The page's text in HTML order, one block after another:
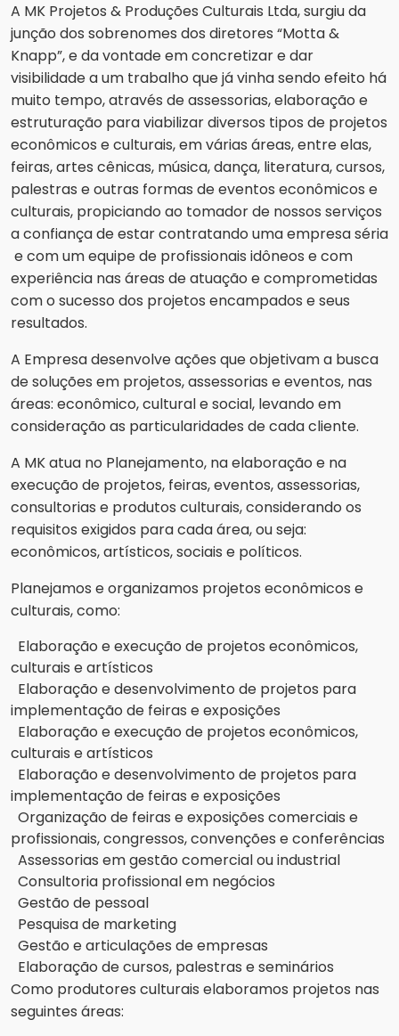
A MK Projetos & Produções Culturais Ltda, surgiu da
junção dos sobrenomes dos diretores “Motta &
Knapp”, e da vontade em concretizar e dar
visibilidade a um trabalho que já vinha sendo efeito há
muito tempo, através de assessorias, elaboração e
estruturação para viabilizar diversos tipos de projetos
econômicos e culturais, em várias áreas, entre elas,
feiras, artes cênicas, música, dança, literatura, cursos,
palestras e outras formas de eventos econômicos e
culturais, propiciando ao tomador de nossos serviços
a confiança de estar contratando uma empresa séria
e com um equipe de profissionais idôneos e com
experiência nas áreas de atuação e comprometidas
com o sucesso dos projetos encampados e seus
resultados.
A Empresa desenvolve ações que objetivam a busca
de soluções em projetos, assessorias e eventos, nas
áreas: econômico, cultural e social, levando em
consideração as particularidades de cada cliente.
A MK atua no Planejamento, na elaboração e na
execução de projetos, feiras, eventos, assessorias,
consultorias e produtos culturais, considerando os
requisitos exigidos para cada área, ou seja:
econômicos, artísticos, sociais e políticos.
Planejamos e organizamos projetos econômicos e
culturais, como:
Elaboração e execução de projetos econômicos,
culturais e artísticos
Elaboração e desenvolvimento de projetos para
implementação de feiras e exposições
Elaboração e execução de projetos econômicos,
culturais e artísticos
Elaboração e desenvolvimento de projetos para
implementação de feiras e exposições
Organização de feiras e exposições comerciais e
profissionais, congressos, convenções e conferências
Assessorias em gestão comercial ou industrial
Consultoria profissional em negócios
Gestão de pessoal
Pesquisa de marketing
Gestão e articulações de empresas
Elaboração de cursos, palestras e seminários
Como produtores culturais elaboramos projetos nas
seguintes áreas: